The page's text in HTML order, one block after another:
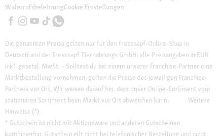
WiderrufsbelehrungCookie Einstellungen
Die genannten Preise gelten nur für den Fressnapf-Online-Shop in
Deutschland der Fressnapf Tiernahrungs GmbH; alle Preisangaben in EUR
inkl. gesetzl. MwSt. – Solltest du bei einem unserer Franchise-Partner eine
Marktbestellung vornehmen, gelten die Preise des jeweiligen Franchise-
Partners vor Ort. Wir weisen darauf hin, dass unser Online-Sortiment vom
stationären Sortiment beim Markt vor Ort abweichen kann.
Weitere
Hinweise (*):
* Gutschein ist nicht mit Aktionsware und anderen Gutscheinen
kombinierbar. Gutschein gilt nicht bei telefonischer Bestellung und nicht